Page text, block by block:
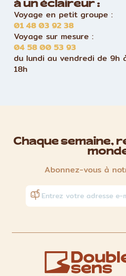
à un éclaireur :
Voyage en petit groupe :
01 48 03 92 38
Voyage sur mesure :
04 58 00 53 93
du lundi au vendredi de 9h
18h
Chaque semaine,
Abonnez-vous à